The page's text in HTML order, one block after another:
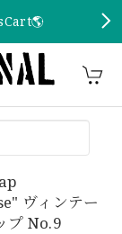
ヴィンテー
プ No.9